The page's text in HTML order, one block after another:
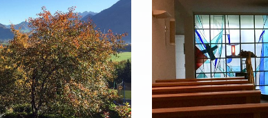
Inscription News
Si vous souhaitez recevoir
indiquer ci-dessous votre